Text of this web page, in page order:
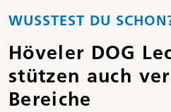
WUSSTEST DU
Höveler DOG
stützen auch
Bereiche